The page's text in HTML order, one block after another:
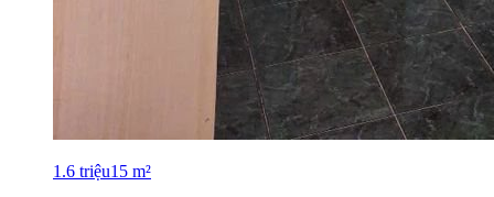
1.6 triệu15 m²